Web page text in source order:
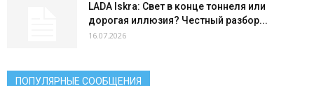
LADA Iskra: Свет в конце тоннеля или
дорогая иллюзия? Честный разбор...
16.07.2026
ПОПУЛЯРНЫЕ СООБЩЕНИЯ